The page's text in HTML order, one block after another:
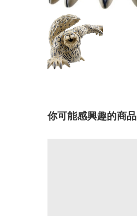
你可能感興趣的商品